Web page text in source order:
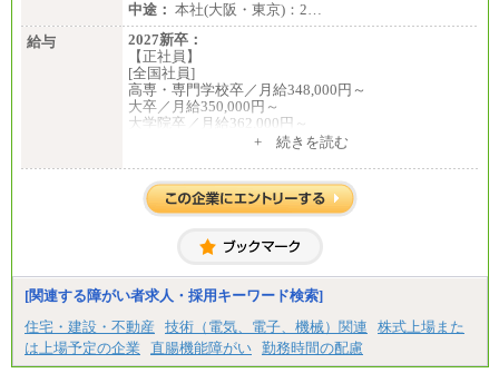
中途： 本社(大阪・東京)：2…
給与
2027新卒：
【正社員】
[全国社員]
高専・専門学校卒／月給348,000円～
大卒／月給350,000円～
大学院卒／月給362,000円～
[地域社員]月給295,000円～
【正社員】
[全国社員]月給348,000円～
[地域社員]月給295,000円～
【契約社員】月給200,000円～
+ 続きを読む
[関連する障がい者求人・採用キーワード検索]
住宅・建設・不動産
技術（電気、電子、機械）関連
株式上場また
は上場予定の企業
直腸機能障がい 勤務時間の配慮